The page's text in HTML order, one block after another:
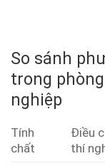
So sánh
trong
nghiệp
Tính
chất
Điều
thí